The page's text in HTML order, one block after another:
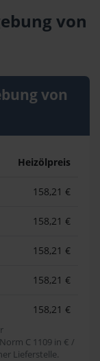
von
von
Heizölpreis
158,21 €
158,21 €
158,21 €
158,21 €
158,21 €
C 1109 in € /
Lieferstelle.